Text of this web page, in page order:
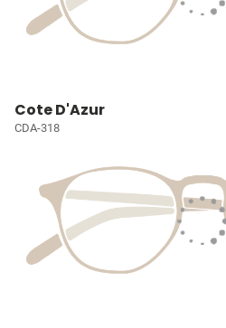
Cote D'Azur
CDA-318